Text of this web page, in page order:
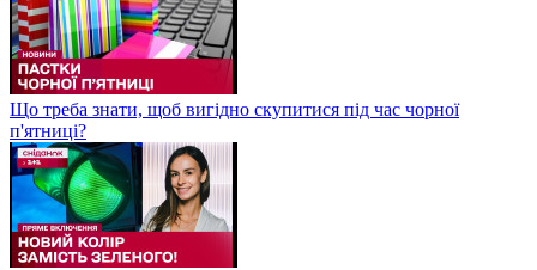
Що треба знати, щоб вигідно скупитися під час чорної
п'ятниці?